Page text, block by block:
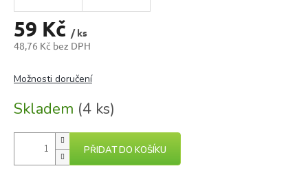
59 Kč / ks
48,76 Kč bez DPH
cena:
Skladem (4 ks)
Možnosti doručení
PŘIDAT DO KOŠÍKU